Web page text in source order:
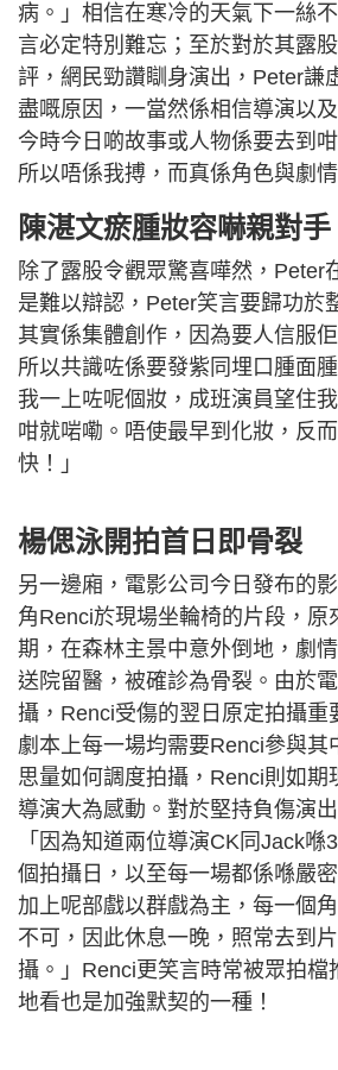
病。」相信在寒冷的天氣下一絲
言必定特別難忘；至於對於其露
評，網民勁讚瞓身演出，Peter謙
盡嘅原因，一當然係相信導演以
今時今日啲故事或人物係要去到
所以唔係我搏，而真係角色與劇情
陳湛文瘀腫妝容嚇親對手
除了露股令觀眾驚喜嘩然，Peter
是難以辯認，Peter笑言要歸功於
其實係集體創作，因為要人信服
所以共識咗係要發紫同埋口腫面
我一上咗呢個妝，成班演員望住
咁就啱嘞。唔使最早到化妝，反
快！」
楊偲泳開拍首日即骨裂
另一邊廂，電影公司今日發布的
角Renci於現場坐輪椅的片段，原
期，在森林主景中意外倒地，劇
送院留醫，被確診為骨裂。由於
攝，Renci受傷的翌日原定拍攝重
劇本上每一場均需要Renci參與其
思量如何調度拍攝，Renci則如期
導演大為感動。對於堅持負傷演
「因為知道兩位導演CK同Jack
個拍攝日，以至每一場都係喺嚴
加上呢部戲以群戲為主，每一個
不可，因此休息一晚，照常去到
攝。」Renci更笑言時常被眾拍檔
地看也是加強默契的一種！